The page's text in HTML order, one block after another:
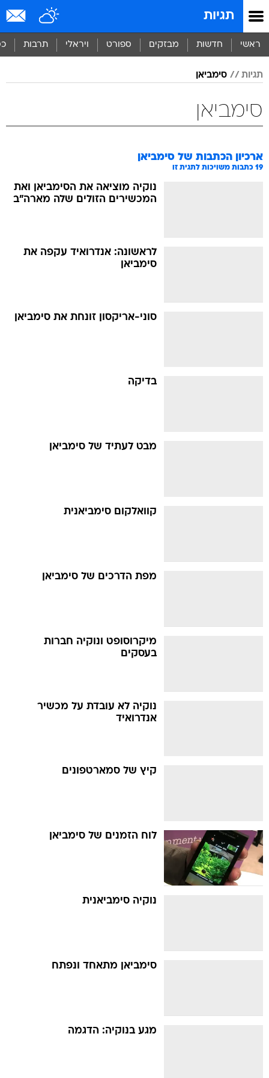
תגיות
ראשי חדשות מבזקים ספורט ויראלי תרבות
תגיות סימביאן
סימביאן
ארכיון הכתבות של סימביאן
19 כתבות משויכות לתגית זו
נוקיה מוציאה את הסימביאן ואת
המכשירים הזולים שלה מארה"ב
לראשונה: אנדרואיד עקפה את
סימביאן
סוני-אריקסון זונחת את סימביאן
בדיקה
מבט לעתיד של סימביאן
קוואלקום סימביאנית
מפת הדרכים של סימביאן
מיקרוסופט ונוקיה חברות
בעסקים
נוקיה לא עובדת על מכשיר
אנדרואיד
קיץ של סמארטפונים
לוח הזמנים של סימביאן
נוקיה סימביאנית
סימביאן מתאחד ונפתח
מגע בנוקיה: הדגמה